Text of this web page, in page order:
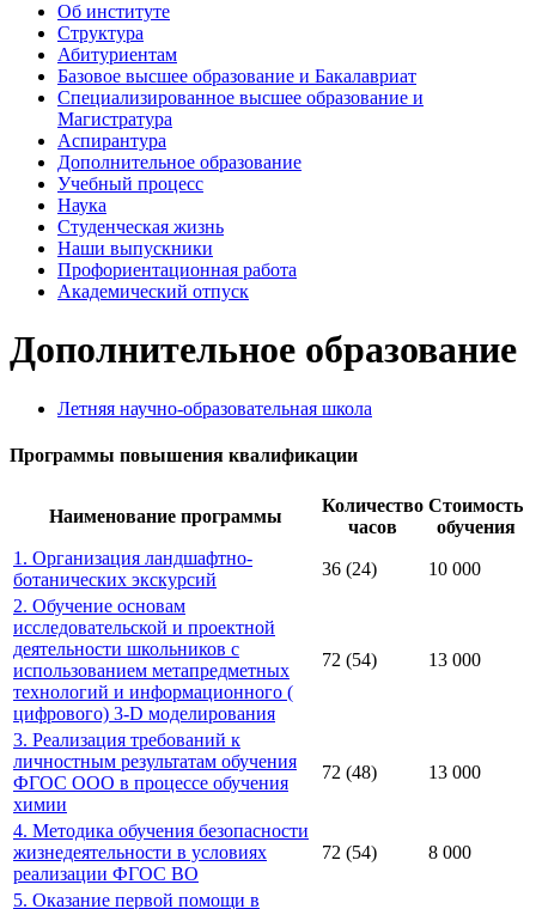
Об институте
Структура
Абитуриентам
Базовое высшее образование и Бакалавриат
Специализированное высшее образование и
Магистратура
Аспирантура
Дополнительное образование
Учебный процесс
Наука
Студенческая жизнь
Наши выпускники
Профориентационная работа
Академический отпуск
Дополнительное образование
Летняя научно-образовательная школа
Программы повышения квалификации
Наименование программы
Количество
часов
Стоимость
обучения
1. Организация ландшафтно-
ботанических экскурсий
36 (24)
10 000
2. Обучение основам
исследовательской и проектной
деятельности школьников с
использованием метапредметных
технологий и информационного (
цифрового) 3-D моделирования
72 (54) 13 000
3. Реализация требований к
личностным результатам обучения
ФГОС ООО в процессе обучения
химии
72 (48) 13 000
4. Методика обучения безопасности
жизнедеятельности в условиях
реализации ФГОС ВО
72 (54) 8 000
5. Оказание первой помощи в